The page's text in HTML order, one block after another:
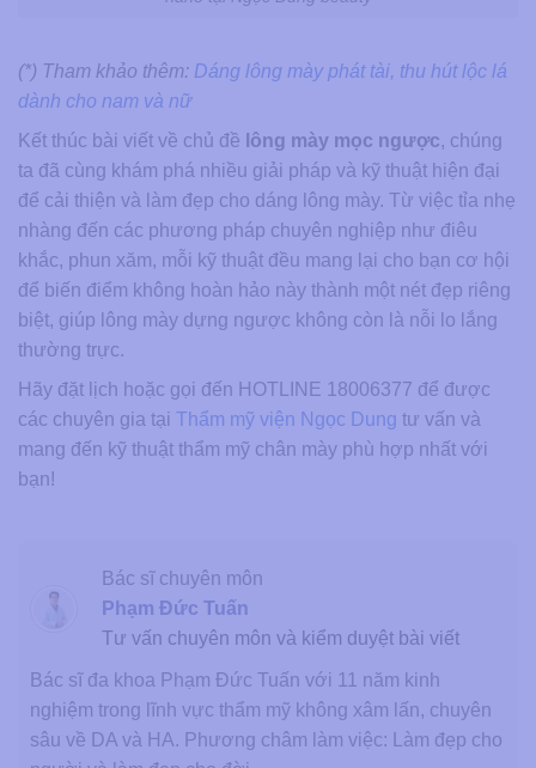
(*) Tham khảo thêm: Dáng lông mày phát tài, thu hút lộc lá
dành cho nam và nữ
Kết thúc bài viết về chủ đề lông mày mọc ngược, chúng
ta đã cùng khám phá nhiều giải pháp và kỹ thuật hiện đại
để cải thiện và làm đẹp cho dáng lông mày. Từ việc tỉa nhẹ
nhàng đến các phương pháp chuyên nghiệp như điêu
khắc, phun xăm, mỗi kỹ thuật đều mang lại cho bạn cơ hội
để biến điểm không hoàn hảo này thành một nét đẹp riêng
biệt, giúp lông mày dựng ngược không còn là nỗi lo lắng
thường trực.
Hãy đặt lịch hoặc gọi đến HOTLINE 18006377 để được
các chuyên gia tại
Thẩm mỹ viện Ngọc Dung tư vấn và
mang đến kỹ thuật thẩm mỹ chân mày phù hợp nhất với
bạn!
Bác sĩ chuyên môn
Phạm Đức Tuấn
Tư vấn chuyên môn và kiểm duyệt bài viết
Bác sĩ đa khoa Phạm Đức Tuấn với 11 năm kinh
nghiệm trong lĩnh vực thẩm mỹ không xâm lấn, chuyên
sâu về DA và HA. Phương châm làm việc: Làm đẹp cho